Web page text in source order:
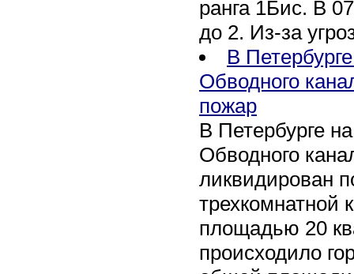
ранга 1Бис. В
до 2. Из-за
В
Обводного
пожар
В Петербурге
Обводного
ликвидирован
трехкомнатной
площадью 20
происходило